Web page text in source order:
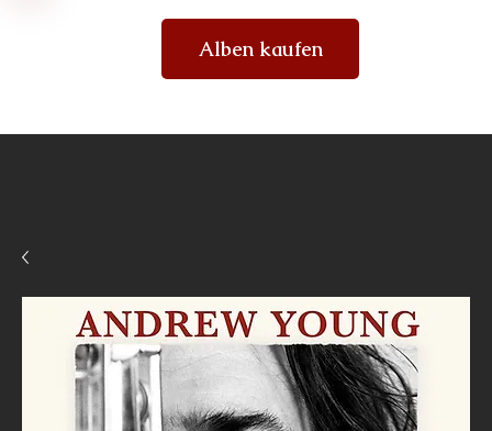
Alben kaufen